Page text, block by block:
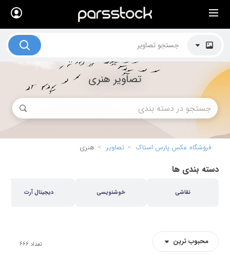
تصاویر هنری
فروشگاه عکس پارس استاک تصاویر هنری
دسته بندی ها
نقاشی خوشنویسی دیجیتال آرت
محبوب ترین تعداد 666
× لیست قیمت ها
کاربرد تصاویر
موضوعات تصاویر
دکوراسیون و فضاها
هنرمندان ایرانی
کسب درآمد از فروش تصاویر
بلاگ پارس استاک